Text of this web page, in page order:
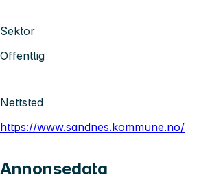
Sektor
Offentlig
Nettsted
https://www.sandnes.kommune.no/
Annonsedata